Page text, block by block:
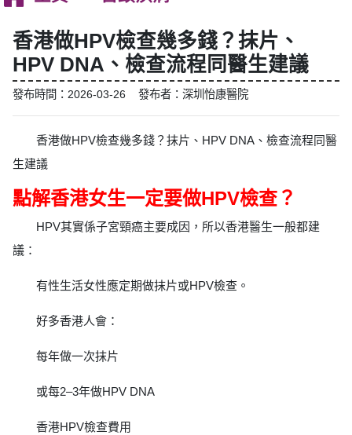
香港做HPV檢查幾多錢？抹片、
HPV DNA、檢查流程同醫生建議
發布時間：2026-03-26 發布者：深圳怡康醫院
香港做HPV檢查幾多錢？抹片、HPV DNA、檢查流程同醫
生建議
點解香港女生一定要做HPV檢查？
HPV其實係子宮頸癌主要成因，所以香港醫生一般都建
議：
有性生活女性應定期做抹片或HPV檢查。
好多香港人會：
每年做一次抹片
或每2–3年做HPV DNA
香港HPV檢查費用